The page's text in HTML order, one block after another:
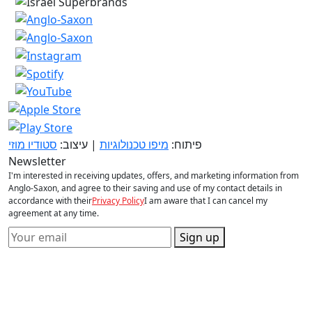
פיתוח: מיפו טכנולוגיות | עיצוב: סטודיו מוזי
Newsletter
I'm interested in receiving updates, offers, and marketing information from
Anglo-Saxon, and agree to their saving and use of my contact details in
accordance with theirPrivacy PolicyI am aware that I can cancel my
agreement at any time.
Sign up